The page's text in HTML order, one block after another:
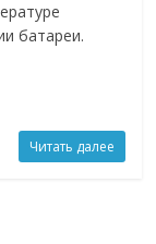
батареи.
Читать далее